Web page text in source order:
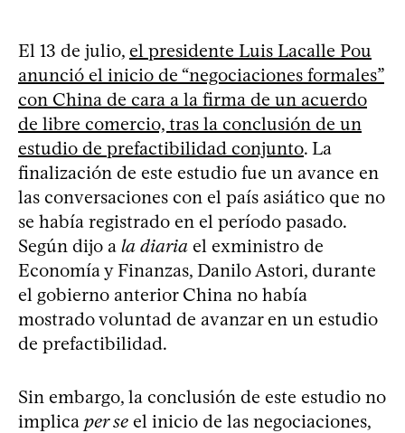
El 13 de julio, el presidente Luis Lacalle Pou
anunció el inicio de “negociaciones formales”
con China de cara a la firma de un acuerdo
de libre comercio, tras la conclusión de un
estudio de prefactibilidad conjunto. La
finalización de este estudio fue un avance en
las conversaciones con el país asiático que no
se había registrado en el período pasado.
Según dijo a la diaria el exministro de
Economía y Finanzas, Danilo Astori, durante
el gobierno anterior China no había
mostrado voluntad de avanzar en un estudio
de prefactibilidad.
Sin embargo, la conclusión de este estudio no
implica per se el inicio de las negociaciones,